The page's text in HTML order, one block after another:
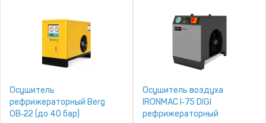
Осушитель
рефрижераторный Berg
ОВ‑22 (до 40 бар)
Осушитель воздуха
IRONMAC I‑75 DIGI
рефрижераторный